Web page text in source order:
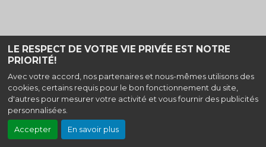
LE RESPECT DE VOTRE VIE PRIVÉE EST NOTRE
PRIORITÉ!
Avec votre accord, nos partenaires et nous-mêmes utilisons des
cookies, certains requis pour le bon fonctionnement du site,
d'autres pour mesurer votre activité et vous fournir des publicités
personnalisées.
Accepter En savoir plus